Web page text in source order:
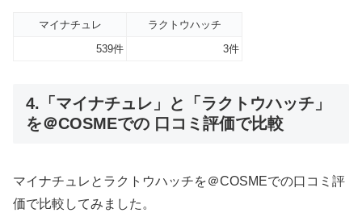
マイナチュレ
ラクトウハッチ
539件
3件
4.「マイナチュレ」と「ラクトウハッチ」
を＠COSMEでの 口コミ評価で比較
マイナチュレとラクトウハッチを＠COSMEでの口コミ評
価で比較してみました。